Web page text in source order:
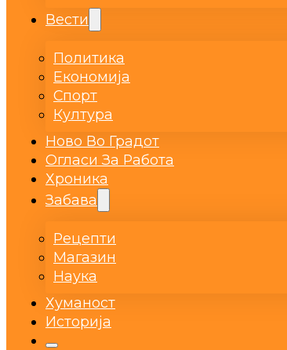
Вести
Политика
Економија
Спорт
Култура
Ново Во Градот
Огласи За Работа
Хроника
Забава
Рецепти
Магазин
Наука
Хуманост
Историја